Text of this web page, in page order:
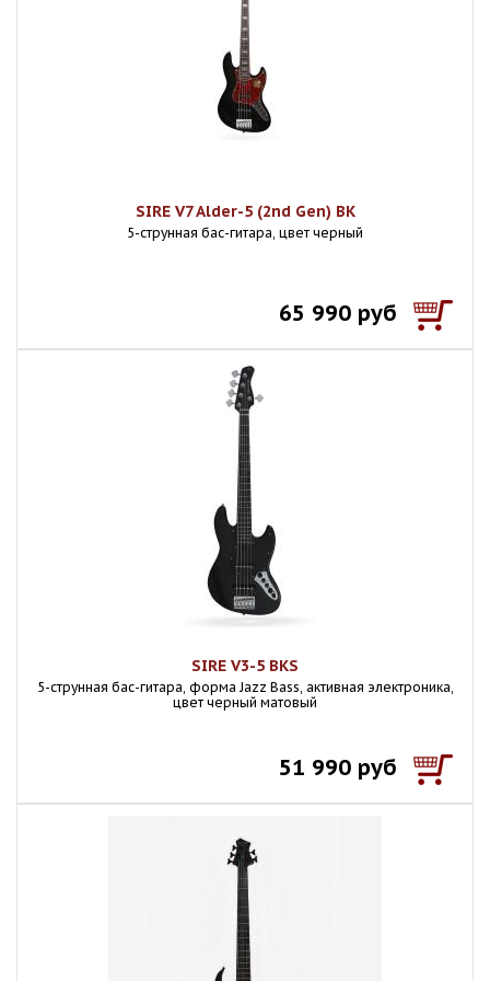
SIRE V7 Alder-5 (2nd Gen) BK
5-струнная бас-гитара, цвет черный
65 990 руб
SIRE V3-5 BKS
5-струнная бас-гитара, форма Jazz Bass, активная электроника,
цвет черный матовый
51 990 руб